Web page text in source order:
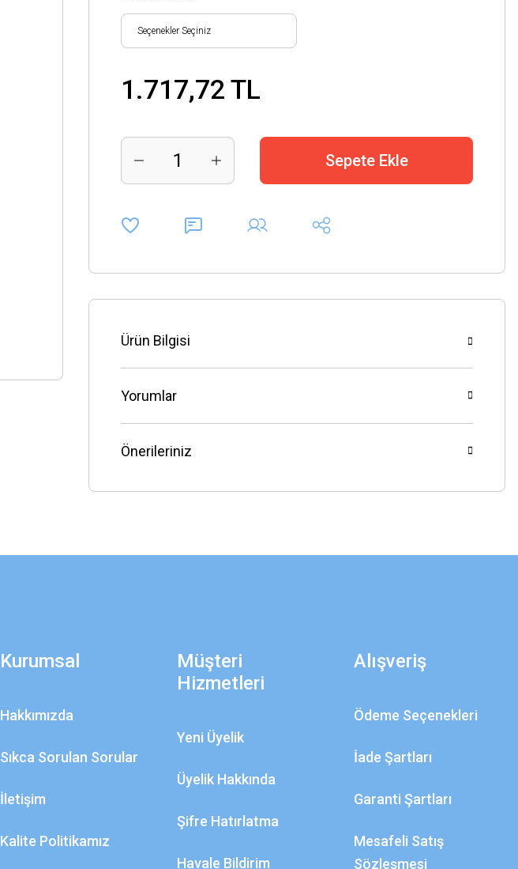
1.717,72 TL
Sepete Ekle
Ürün Bilgisi
Yorumlar
Önerileriniz
Kurumsal
Hakkımızda
Sıkca Sorulan Sorular
İletişim
Kalite Politikamız
Müşteri
Hizmetleri
Yeni Üyelik
Üyelik Hakkında
Şifre Hatırlatma
Havale Bildirim
Alışveriş
Ödeme Seçenekleri
İade Şartları
Garanti Şartları
Mesafeli Satış
Sözleşmesi